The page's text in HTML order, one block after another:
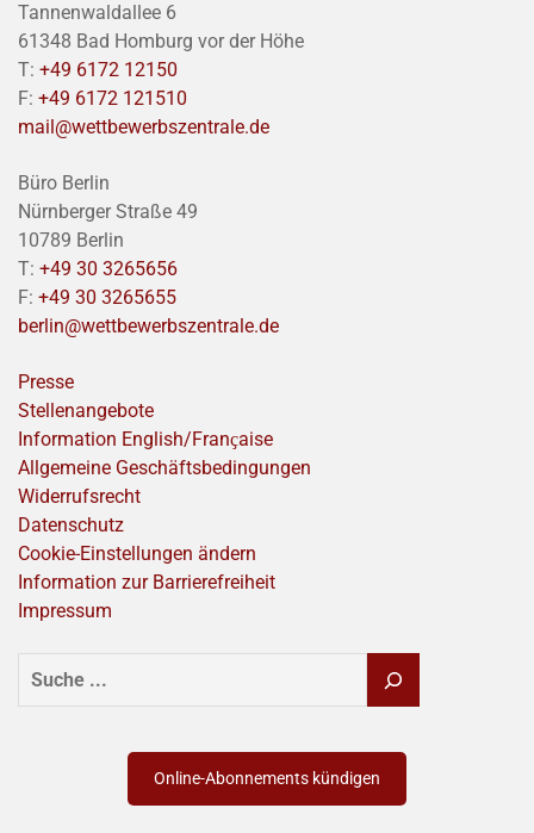
Tannenwaldallee 6
61348 Bad Homburg vor der Höhe
T: +49 6172 12150
F: +49 6172 121510
mail@wettbewerbszentrale.de
Büro Berlin
Nürnberger Straße 49
10789 Berlin
T: +49 30 3265656
F: +49 30 3265655
berlin@wettbewerbszentrale.de
Presse
Stellenangebote
Information English/Franҫaise
Allgemeine Geschäftsbedingungen
Widerrufsrecht
Datenschutz
Cookie-Einstellungen ändern
Information zur Barrierefreiheit
Impressum
SUCHEN
Online-Abonnements kündigen